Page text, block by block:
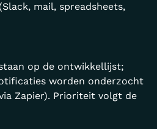
mail, spreadsheets,
op de ontwikkellijst;
worden onderzocht
Zapier). Prioriteit volgt de